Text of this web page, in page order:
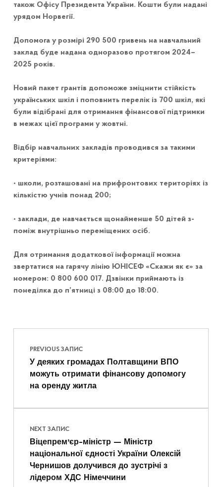
також Офісу Президента України. Кошти були надані
урядом Норвегії.
Допомога у розмірі 290 500 гривень на навчальний
заклад буде надана одноразово протягом 2024–
2025 років.
Новий пакет грантів допоможе зміцнити стійкість
українських шкіл і поповнить перелік із 700 шкіл, які
були відібрані для отримання фінансової підтримки
в межах цієї програми у жовтні.
Відбір навчальних закладів проводився за такими
критеріями:
• школи, розташовані на прифронтових територіях із
кількістю учнів понад 200;
• заклади, де навчається щонайменше 50 дітей з-
поміж внутрішньо переміщених осіб.
Для отримання додаткової інформації можна
звертатися на гарячу лінію ЮНІСЕФ «Скажи як є» за
номером: 0 800 600 017. Дзвінки приймають із
понеділка до п’ятниці з 08:00 до 18:00.
Skip back to main navigation
Навігація записів
PREVIOUS ЗАПИС
У деяких громадах Полтавщини ВПО
можуть отримати фінансову допомогу
на оренду житла
NEXT ЗАПИС
Віцепрем’єр-міністр — Міністр
національної єдності України Олексій
Чернишов долучився до зустрічі з
лідером ХДС Німеччини